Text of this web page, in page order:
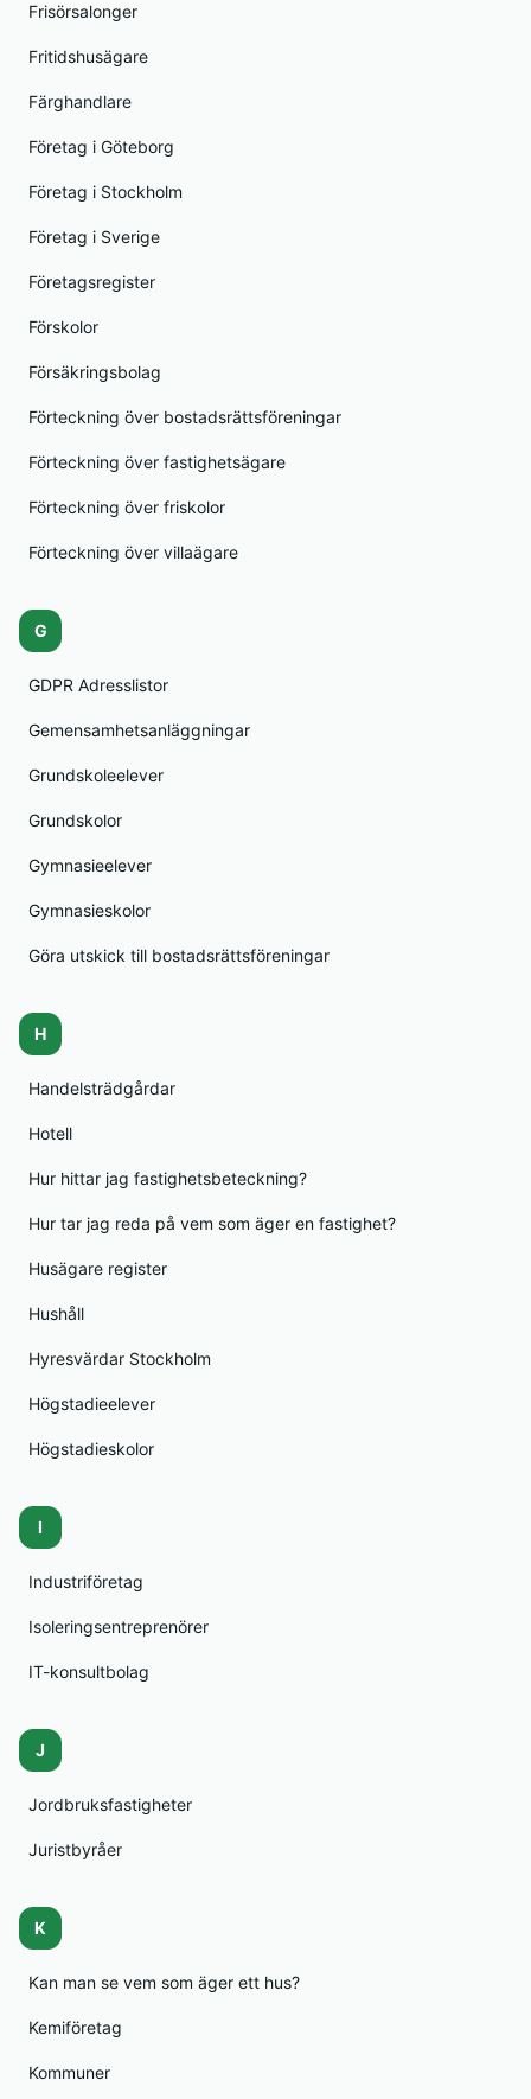
Frisörsalonger
Fritidshusägare
Färghandlare
Företag i Göteborg
Företag i Stockholm
Företag i Sverige
Företagsregister
Förskolor
Försäkringsbolag
Förteckning över bostadsrättsföreningar
Förteckning över fastighetsägare
Förteckning över friskolor
Förteckning över villaägare
G
GDPR Adresslistor
Gemensamhetsanläggningar
Grundskoleelever
Grundskolor
Gymnasieelever
Gymnasieskolor
Göra utskick till bostadsrättsföreningar
H
Handelsträdgårdar
Hotell
Hur hittar jag fastighetsbeteckning?
Hur tar jag reda på vem som äger en fastighet?
Husägare register
Hushåll
Hyresvärdar Stockholm
Högstadieelever
Högstadieskolor
I
Industriföretag
Isoleringsentreprenörer
IT-konsultbolag
J
Jordbruksfastigheter
Juristbyråer
K
Kan man se vem som äger ett hus?
Kemiföretag
Kommuner